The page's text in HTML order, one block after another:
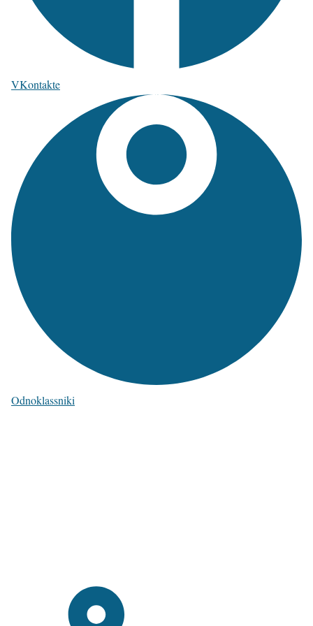
VKontakte
Odnoklassniki